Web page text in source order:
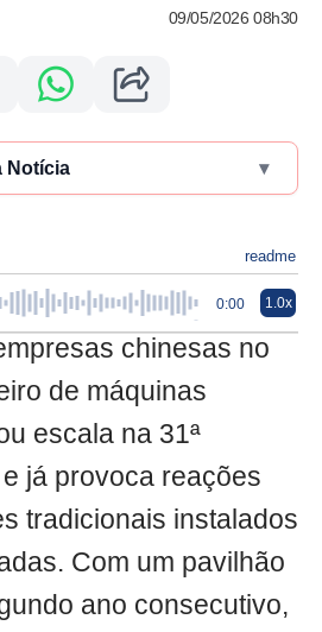
09/05/2026 08h30
Notícia ▾
readme
0:00 1.0x
chinesas no
de máquinas
escala na 31ª
já provoca reações
tradicionais instalados
Com um pavilhão
ano consecutivo,